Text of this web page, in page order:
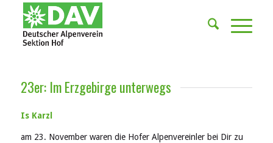
23er: Im Erzgebirge unterwegs
Is Karzl
am 23. November waren die Hofer Alpenvereinler bei Dir zu